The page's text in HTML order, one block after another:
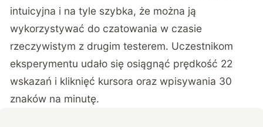
intuicyjna i na tyle szybka, że można ją
wykorzystywać do czatowania w czasie
rzeczywistym z drugim testerem. Uczestnikom
eksperymentu udało się osiągnąć prędkość 22
wskazań i kliknięć kursora oraz wpisywania 30
znaków na minutę.